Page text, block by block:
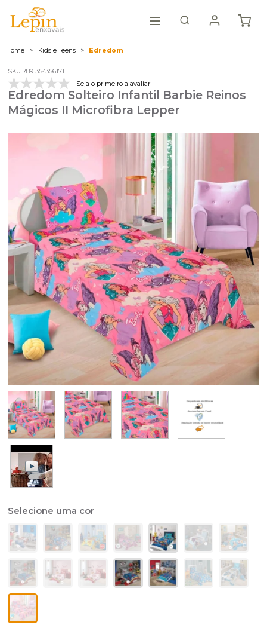
Home Kids e Teens Edredom
SKU 7891354356171
Seja o primeiro a avaliar
Edredom Solteiro Infantil Barbie Reinos
Mágicos II Microfibra Lepper